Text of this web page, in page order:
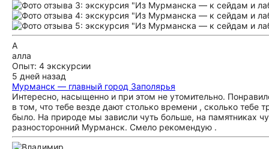
А
алла
Опыт: 4 экскурсии
5 дней назад
Мурманск — главный город Заполярья
Интересно, насыщенно и при этом не утомительно.
в том, что тебе везде дают столько времени , сколько тебе
было. На природе мы зависли чуть больше, на памятниках
разносторонний Мурманск. Смело рекомендую .